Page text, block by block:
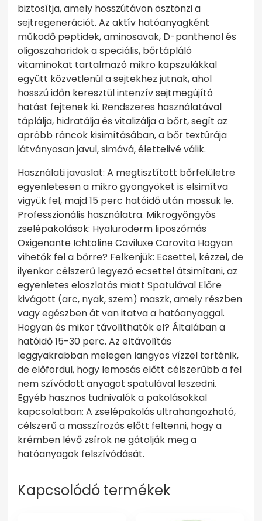
biztosítja, amely hosszútávon ösztönzi a
sejtregenerációt. Az aktív hatóanyagként
működő peptidek, aminosavak, D-panthenol és
oligoszaharidok a speciális, bőrtápláló
vitaminokat tartalmazó mikro kapszulákkal
együtt közvetlenül a sejtekhez jutnak, ahol
hosszú időn keresztül intenzív sejtmegújító
hatást fejtenek ki. Rendszeres használatával
táplálja, hidratálja és vitalizálja a bőrt, segít az
apróbb ráncok kisimításában, a bőr textúrája
látványosan javul, simává, élettelivé válik.
Használati javaslat: A megtisztított bőrfelületre
egyenletesen a mikro gyöngyöket is elsimítva
vigyük fel, majd 15 perc hatóidő után mossuk le.
Professzionális használatra. Mikrogyöngyös
zselépakolások: Hyaluroderm liposzómás
Oxigenante Ichtoline Caviluxe Carovita Hogyan
vihetők fel a bőrre? Felkenjük: Ecsettel, kézzel, de
ilyenkor célszerű legyező ecsettel átsimítani, az
egyenletes eloszlatás miatt Spatulával Előre
kivágott (arc, nyak, szem) maszk, amely részben
vagy egészben át van itatva a hatóanyaggal.
Hogyan és mikor távolíthatók el? Általában a
hatóidő 15-30 perc. Az eltávolítás
leggyakrabban melegen langyos vízzel történik,
de előfordul, hogy lemosás előtt célszerűbb a fel
nem szívódott anyagot spatulával leszedni.
Egyéb hasznos tudnivalók a pakolásokkal
kapcsolatban: A zselépakolás ultrahangozható,
célszerű a masszírozás előtt feltenni, hogy a
krémben lévő zsírok ne gátolják meg a
hatóanyagok felszívódását.
Kapcsolódó termékek